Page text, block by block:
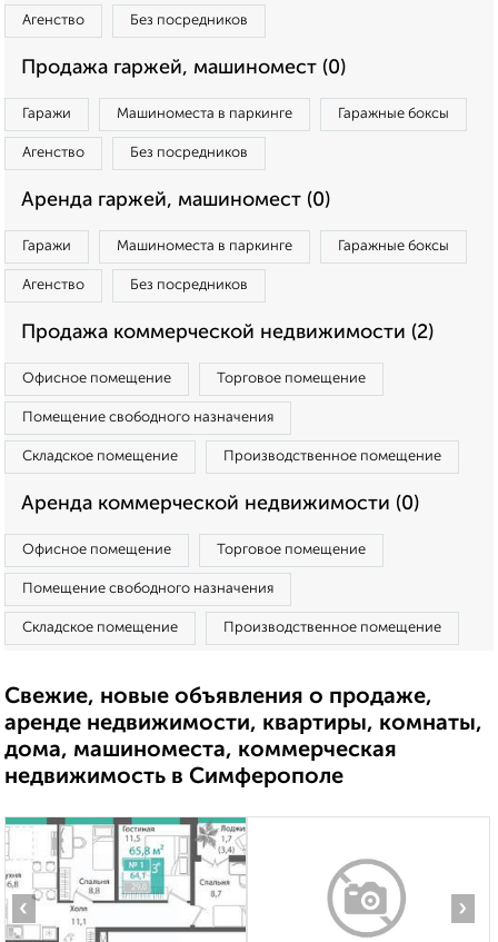
Агенство Без посредников
Продажа гаржей, машиномест (0)
Гаражи Машиноместа в паркинге Гаражные боксы
Агенство Без посредников
Аренда гаржей, машиномест (0)
Гаражи Машиноместа в паркинге Гаражные боксы
Агенство Без посредников
Продажа коммерческой недвижимости (2)
Офисное помещение Торговое помещение
Помещение свободного назначения
Складское помещение Производственное помещение
Аренда коммерческой недвижимости (0)
Офисное помещение Торговое помещение
Помещение свободного назначения
Складское помещение Производственное помещение
Свежие, новые объявления о продаже,
аренде недвижимости, квартиры, комнаты,
дома, машиноместа, коммерческая
недвижимость в Симферополе
‹ ›